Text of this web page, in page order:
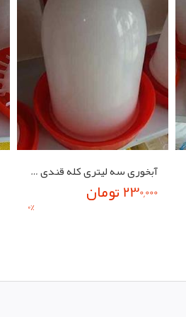
آبخوری سه لیتری کله قندی جوجه
230,000 تومان 0%